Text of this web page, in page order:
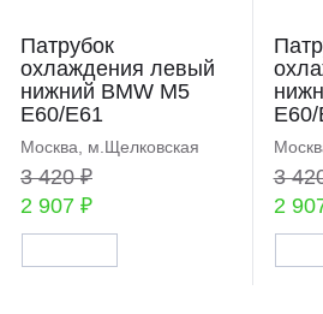
Патрубок
охлаждения левый
нижний BMW M5
E60/E61
Москва, м.Щелковская
3 420 ₽
2 907 ₽
3
2